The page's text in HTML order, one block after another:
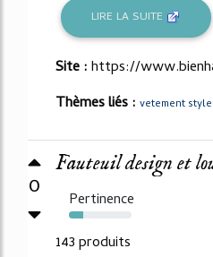
LIRE LA SUITE
Site :https://
Thèmes liés : vetement
0
Fauteuil design et
Pertinence
23%
143 produits